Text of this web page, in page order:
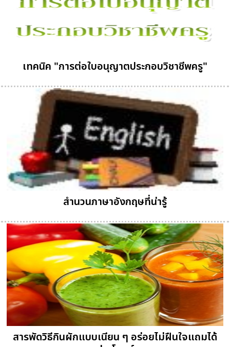
เทคนิค "การต่อใบอนุญาตประกอบวิชาชีพครู"
สำนวนภาษาอังกฤษที่น่ารู้
สารพัดวิธีกินผักแบบเนียน ๆ อร่อยไม่ฝืนใจแถมได้